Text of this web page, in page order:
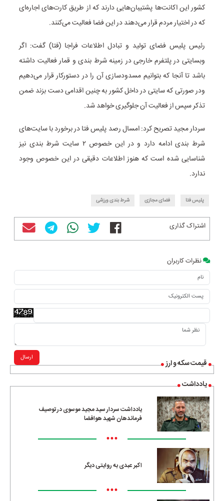
قیمت سکه و ارز
یادداشت
یادداشت سردار سید مجید موسوی در توصیف
فرماندهان شهید هوافضا
•••
اکبر عبدی به روایتی دیگر
•••
کشور این اکانت‌ها پشتیبان‌هایی دارند که از طریق کارت‌های اجاره‌ای
که در اختیار مردم قرار می‌دهند در این فضا فعالیت می‌کنند.
رئیس پلیس فضای تولید و تبادل اطلاعات فراجا (فتا) گفت: اگر
وبسایتی در پلتفرم خارجی در زمینه شرط بندی و قمار فعالیت داشته
باشد تا آنجا که بتوانیم مسدودسازی آن را در دستورکار قرار می‌دهیم
ودر صورتی که سایتی در داخل کشور به چنین اقدامی دست بزند ضمن
تذکر سپس از فعالیت آن جلوگیری خواهد شد.
سردار مجید تصریح کرد: امسال رصد پلیس فتا در برخورد با سایت‌های
شرط بندی ادامه دارد و در این خصوص ۲ سایت شرط بندی نیز
شناسایی شده است که هنوز اطلاعات دقیقی در این خصوص وجود
ندارد.
پلیس فتا فضای مجازی شرط بندی ورزشی
اشتراک گذاری
نظرات کاربران
ارسال